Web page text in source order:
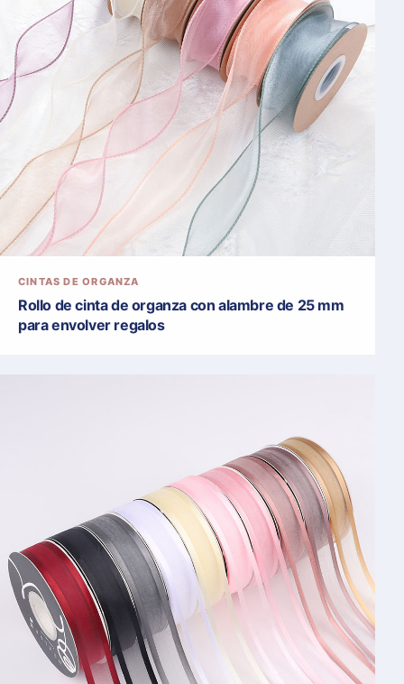
CINTAS DE ORGANZA
Rollo de cinta de organza con alambre de 25 mm
para envolver regalos